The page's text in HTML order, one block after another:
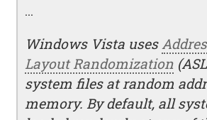
...
Windows Vista uses
Layout Randomization
system files at random
memory. By default, all